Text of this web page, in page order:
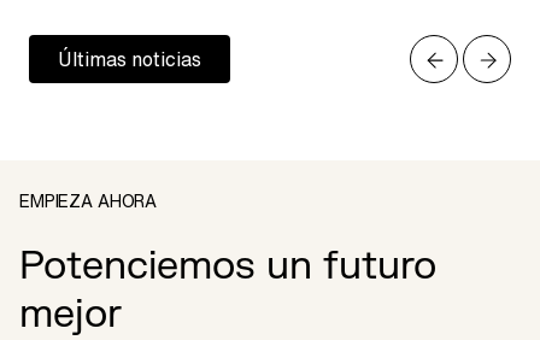
Últimas noticias
EMPIEZA AHORA
Potenciemos un futuro
mejor